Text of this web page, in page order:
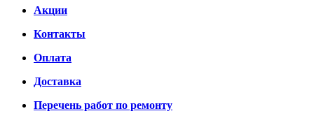
Акции
Контакты
Оплата
Доставка
Перечень работ по ремонту